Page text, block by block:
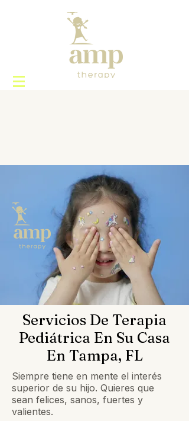
Servicios De Terapia
Pediátrica En Su Casa
En Tampa, FL
Siempre tiene en mente el interés
superior de su hijo. Quieres que
sean felices, sanos, fuertes y
valientes.